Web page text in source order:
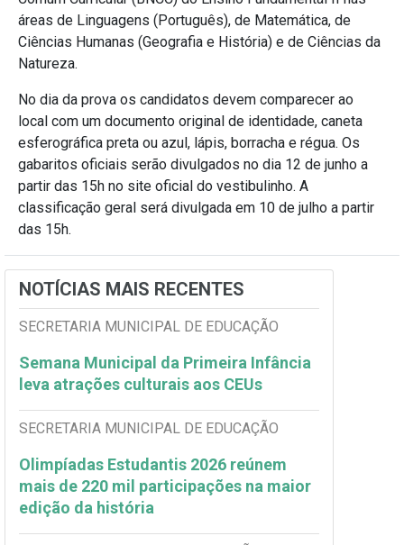
áreas de Linguagens (Português), de Matemática, de
Ciências Humanas (Geografia e História) e de Ciências da
Natureza.
No dia da prova os candidatos devem comparecer ao
local com um documento original de identidade, caneta
esferográfica preta ou azul, lápis, borracha e régua. Os
gabaritos oficiais serão divulgados no dia 12 de junho a
partir das 15h no site oficial do vestibulinho. A
classificação geral será divulgada em 10 de julho a partir
das 15h.
NOTÍCIAS MAIS RECENTES
SECRETARIA MUNICIPAL DE EDUCAÇÃO
Semana Municipal da Primeira Infância
leva atrações culturais aos CEUs
SECRETARIA MUNICIPAL DE EDUCAÇÃO
Olimpíadas Estudantis 2026 reúnem
mais de 220 mil participações na maior
edição da história